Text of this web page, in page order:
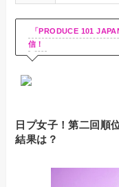
「PRODUCE 101
信！
日プ女子！第二回順
結果は？